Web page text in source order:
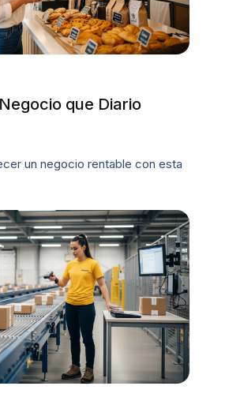
que Diario
un negocio rentable con esta